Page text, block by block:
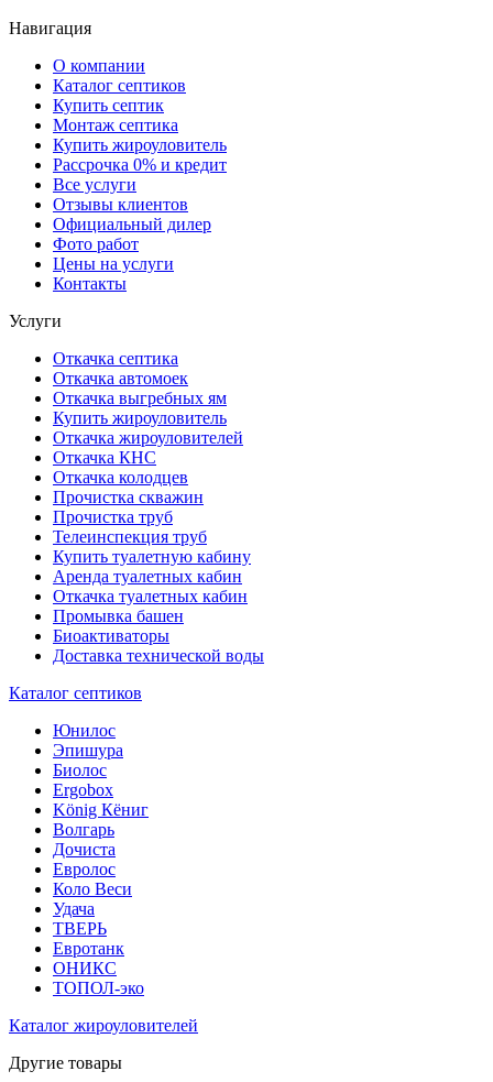
Навигация
О компании
Каталог септиков
Купить септик
Монтаж септика
Купить жироуловитель
Рассрочка 0% и кредит
Все услуги
Отзывы клиентов
Официальный дилер
Фото работ
Цены на услуги
Контакты
Услуги
Откачка септика
Откачка автомоек
Откачка выгребных ям
Купить жироуловитель
Откачка жироуловителей
Откачка КНС
Откачка колодцев
Прочистка скважин
Прочистка труб
Телеинспекция труб
Купить туалетную кабину
Аренда туалетных кабин
Откачка туалетных кабин
Промывка башен
Биоактиваторы
Доставка технической воды
Каталог септиков
Юнилос
Эпишура
Биолос
Ergobox
König Кёниг
Волгарь
Дочиста
Евролос
Коло Веси
Удача
ТВЕРЬ
Евротанк
ОНИКС
ТОПОЛ-эко
Каталог жироуловителей
Другие товары